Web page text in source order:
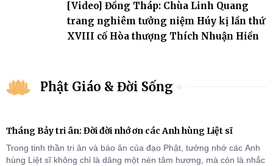
[Video] Đồng Tháp: Chùa Linh Quang
trang nghiêm tưởng niệm Húy kị lần thứ
XVIII cố Hòa thượng Thích Nhuận Hiền
Phật Giáo & Đời Sống
Tháng Bảy tri ân: Đời đời nhớ ơn các Anh hùng Liệt sĩ
Trong tinh thần tri ân và báo ân của đạo Phật, tưởng nhớ các Anh
hùng Liệt sĩ không chỉ là dâng một nén tâm hương, mà còn là nhắc